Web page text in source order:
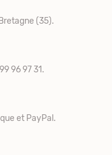
(35).
96 97 31.
et PayPal.